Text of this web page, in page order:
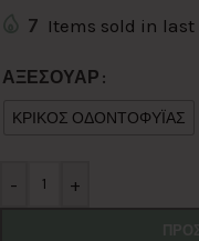
7 Items sold in
ΑΞΕΣΟΥΑΡ
ΚΡΙΚΟΣ ΟΔΟΝΤΟΦΥΪΑΣ
- +
Alternative: